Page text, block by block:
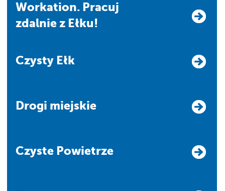
Workation. Pracuj
zdalnie z Ełku!
Czysty Ełk
Drogi miejskie
Czyste Powietrze